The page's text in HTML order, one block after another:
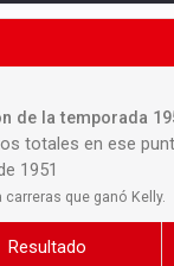
de la temporada
totales en ese
1951
que ganó Kelly.
Resultado